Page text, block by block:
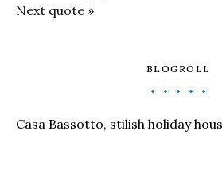
Next quote »
BLOGROLL
Casa Bassotto, stilish holiday